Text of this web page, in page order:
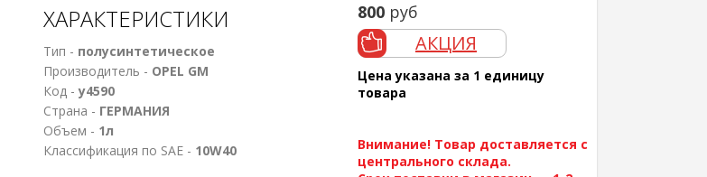
800 руб
АКЦИЯ
Цена указана за 1 единицу
товара
Внимание! Товар доставляется с
центрального склада.
ХАРАКТЕРИСТИКИ
Тип - полусинтетическое
Производитель - OPEL GM
Код -у4590
Страна - ГЕРМАНИЯ
Объем - 1л
Классификация по SAE - 10W40